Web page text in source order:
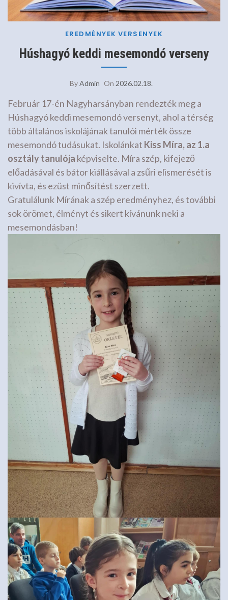
EREDMÉNYEK VERSENYEK
Húshagyó keddi mesemondó verseny
ByAdmin On 2026.02.18.
Február 17-én Nagyharsányban rendezték meg a
Húshagyó keddi mesemondó versenyt, ahol a térség
több általános iskolájának tanulói mérték össze
mesemondó tudásukat. Iskolánkat Kiss Míra, az 1.a
osztály tanulója képviselte. Míra szép, kifejező
előadásával és bátor kiállásával a zsűri elismerését is
kivívta, és ezüst minősítést szerzett.
Gratulálunk Mírának a szép eredményhez, és további
sok örömet, élményt és sikert kívánunk neki a
mesemondásban!